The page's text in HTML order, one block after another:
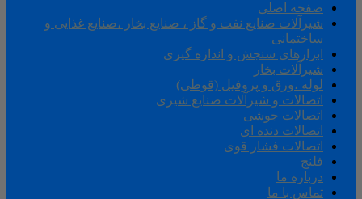
صفحه اصلی
شیرآلات صنایع نفت و گاز ، صنایع بخار ،صنایع غذایی و
ساختمانی
ابزارهای سنجش و اندازه گیری
شیرآلات بخار
لوله ،ورق و پروفیل (قوطی)
اتصالات و شیرآلات صنایع شیری
اتصالات جوشی
اتصالات دنده ای
اتصالات فشار قوی
فلنج
درباره ما
تماس با ما